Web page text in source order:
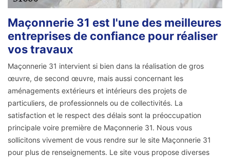
Maçonnerie 31 est l'une des meilleures
entreprises de confiance pour réaliser
vos travaux
Maçonnerie 31 intervient si bien dans la réalisation de gros
œuvre, de second œuvre, mais aussi concernant les
aménagements extérieurs et intérieurs des projets de
particuliers, de professionnels ou de collectivités. La
satisfaction et le respect des délais sont la préoccupation
principale voire première de Maçonnerie 31. Nous vous
sollicitons vivement de vous rendre sur le site Maçonnerie 31
pour plus de renseignements. Le site vous propose diverses